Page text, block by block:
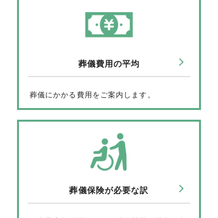
葬儀費用の平均
葬儀にかかる費用をご案内します。
葬儀保険が必要な訳